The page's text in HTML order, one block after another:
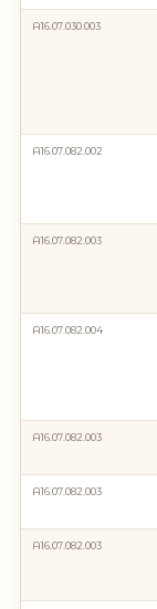
А16.07.030.003
А16.07.082.002
А16.07.082.003
А16.07.082.004
А16.07.082.003
А16.07.082.003
А16.07.082.003